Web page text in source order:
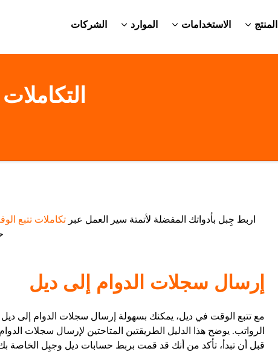
المنتج الاستخدامات الموارد الشركات
التكاملات
اربط جِبل بأدواتك المفضلة لأتمتة سير العمل عبر تكاملات تتبع
إرسال سجلات الدوام إلى ديل
مع تتبع الوقت في ديل، يمكنك بسهولة إرسال سجلات الدوام إلى ديل
الرواتب. يوضح هذا الدليل الطريقتين المتاحتين لإرسال سجلات الدوام
قبل أن تبدأ، تأكد من أنك قد قمت بربط حسابات ديل وجبِل الخاصة